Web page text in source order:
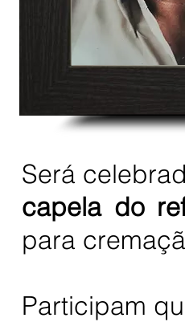
Será
capela do
para
Participam